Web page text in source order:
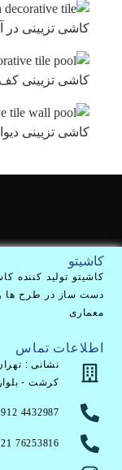
کاشی تزیینی در
کاشی تزیینی
کاشی تزیینی
کاشیتو
کاشیتو تولید
دست ساز در طرح ها
معماری
اطلاعات تماس
نشانی :
کرشت -
4432987 912 0
76253816 21 0